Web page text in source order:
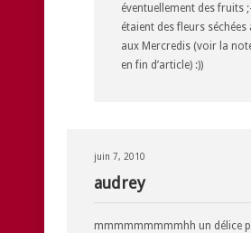
éventuellement des fruits
étaient des fleurs séchées
aux Mercredis (voir la
en fin d’article) :))
juin 7, 2010
audrey
mmmmmmmmmhh un délice